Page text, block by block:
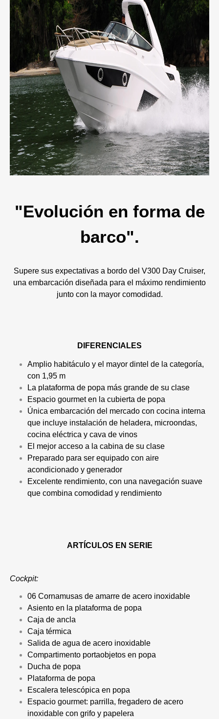
"Evolución en forma de
barco".
Supere sus expectativas a bordo del V300 Day Cruiser,
una embarcación diseñada para el máximo rendimiento
junto con la mayor comodidad.
DIFERENCIALES
Amplio habitáculo y el mayor dintel de la categoría,
con 1,95 m
La plataforma de popa más grande de su clase
Espacio gourmet en la cubierta de popa
Única embarcación del mercado con cocina interna
que incluye instalación de heladera, microondas,
cocina eléctrica y cava de vinos
El mejor acceso a la cabina de su clase
Preparado para ser equipado con aire
acondicionado y generador
Excelente rendimiento, con una navegación suave
que combina comodidad y rendimiento
ARTÍCULOS EN SERIE
Cockpit:
06 Cornamusas de amarre de acero inoxidable
Asiento en la plataforma de popa
Caja de ancla
Caja térmica
Salida de agua de acero inoxidable
Compartimento portaobjetos en popa
Ducha de popa
Plataforma de popa
Escalera telescópica en popa
Espacio gourmet: parrilla, fregadero de acero
inoxidable con grifo y papelera